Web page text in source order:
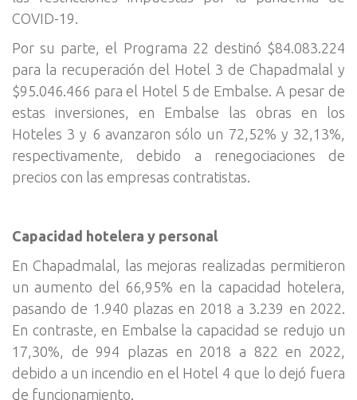
COVID-19.
Por su parte, el Programa 22 destinó $84.083.224
para la recuperación del Hotel 3 de Chapadmalal y
$95.046.466 para el Hotel 5 de Embalse. A pesar de
estas inversiones, en Embalse las obras en los
Hoteles 3 y 6 avanzaron sólo un 72,52% y 32,13%,
respectivamente, debido a renegociaciones de
precios con las empresas contratistas.
Capacidad hotelera y personal
En Chapadmalal, las mejoras realizadas permitieron
un aumento del 66,95% en la capacidad hotelera,
pasando de 1.940 plazas en 2018 a 3.239 en 2022.
En contraste, en Embalse la capacidad se redujo un
17,30%, de 994 plazas en 2018 a 822 en 2022,
debido a un incendio en el Hotel 4 que lo dejó fuera
de funcionamiento.